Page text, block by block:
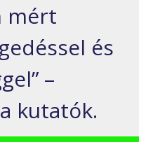
mért
és
–
kutatók.